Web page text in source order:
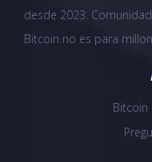
desde 2023.
Bitcoin no es para
Bitcoin